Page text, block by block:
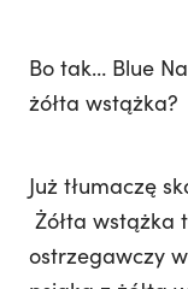
Bo tak… Blue
żółta wstążka?
Już tłumaczę
Żółta wstążka
ostrzegawczy